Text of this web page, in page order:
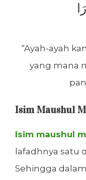
“Ayah-ayah
yang mana
Isim Maushul
Isim maushul
lafadhnya satu
Sehingga